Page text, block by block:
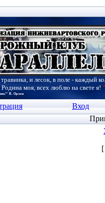
и лесок, в поле - каждый
моя, всех люблю на свете я!
В. Орлов
Вход
[